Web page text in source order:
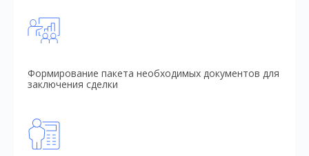
Формирование пакета необходимых документов для
заключения сделки